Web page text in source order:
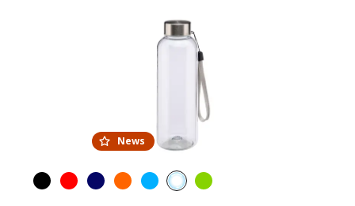
News